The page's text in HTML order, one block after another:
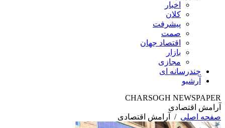
اخبار
کلان
پیشرفت
صمت
اقتصاد جهان
بازار
مجازی
چندرسانه ای
آرشیو
CHARSOGH NEWSPAPER
آرامش اقتصادی
صفحه اصلی / آرامش اقتصادی